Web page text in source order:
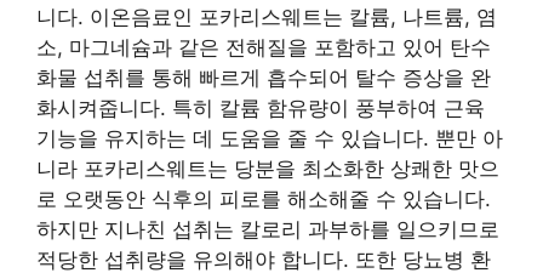
니다. 이온음료인 포카리스웨트는 칼륨, 나트륨, 염
소, 마그네슘과 같은 전해질을 포함하고 있어 탄수
화물 섭취를 통해 빠르게 흡수되어 탈수 증상을 완
화시켜줍니다. 특히 칼륨 함유량이 풍부하여 근육
기능을 유지하는 데 도움을 줄 수 있습니다. 뿐만 아
니라 포카리스웨트는 당분을 최소화한 상쾌한 맛으
로 오랫동안 식후의 피로를 해소해줄 수 있습니다.
하지만 지나친 섭취는 칼로리 과부하를 일으키므로
적당한 섭취량을 유의해야 합니다. 또한 당뇨병 환